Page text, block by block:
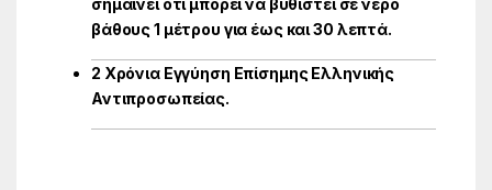
σημαίνει ότι μπορεί να βυθιστεί σε νερό
βάθους 1 μέτρου για έως και 30 λεπτά.
2 Χρόνια Εγγύηση Επίσημης Ελληνικής
Αντιπροσωπείας.